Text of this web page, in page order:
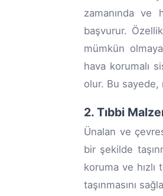
zamanında ve
başvurur.
mümkün
hava korumalı
olur. Bu
2. Tıbbi
Ünalan ve
bir şekilde
koruma ve
taşınmasını